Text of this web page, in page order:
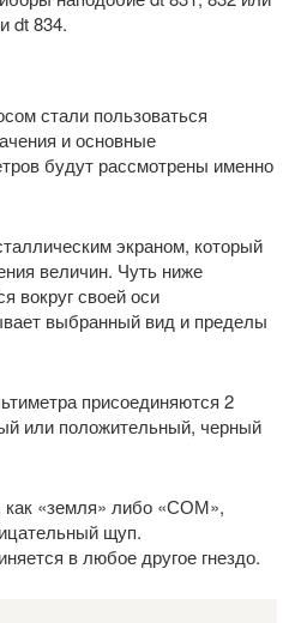
dt 834.
стали пользоваться
и основные
будут рассмотрены именно
экраном, который
величин. Чуть ниже
вокруг своей оси
выбранный вид и пределы
присоединяются 2
или положительный, черный
как «земля» либо «СОМ»,
щуп.
в любое другое гнездо.